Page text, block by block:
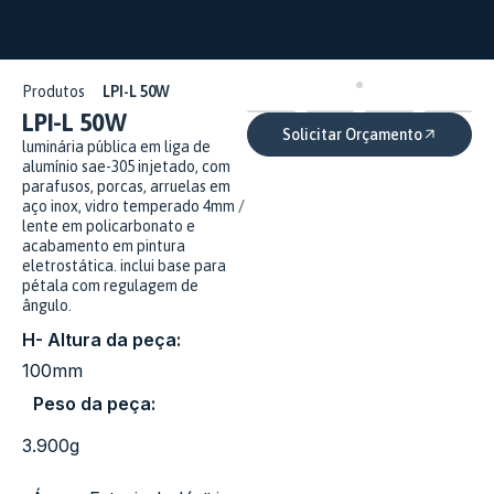
Produtos LPI-L 50W
LPI-L 50W
luminária pública em liga de
alumínio sae-305 injetado, com
parafusos, porcas, arruelas em
aço inox, vidro temperado 4mm /
lente em policarbonato e
acabamento em pintura
eletrostática. inclui base para
pétala com regulagem de
ângulo.
H- Altura da peça:
100mm
Peso da peça:
3.900g
Solicitar Orçamento